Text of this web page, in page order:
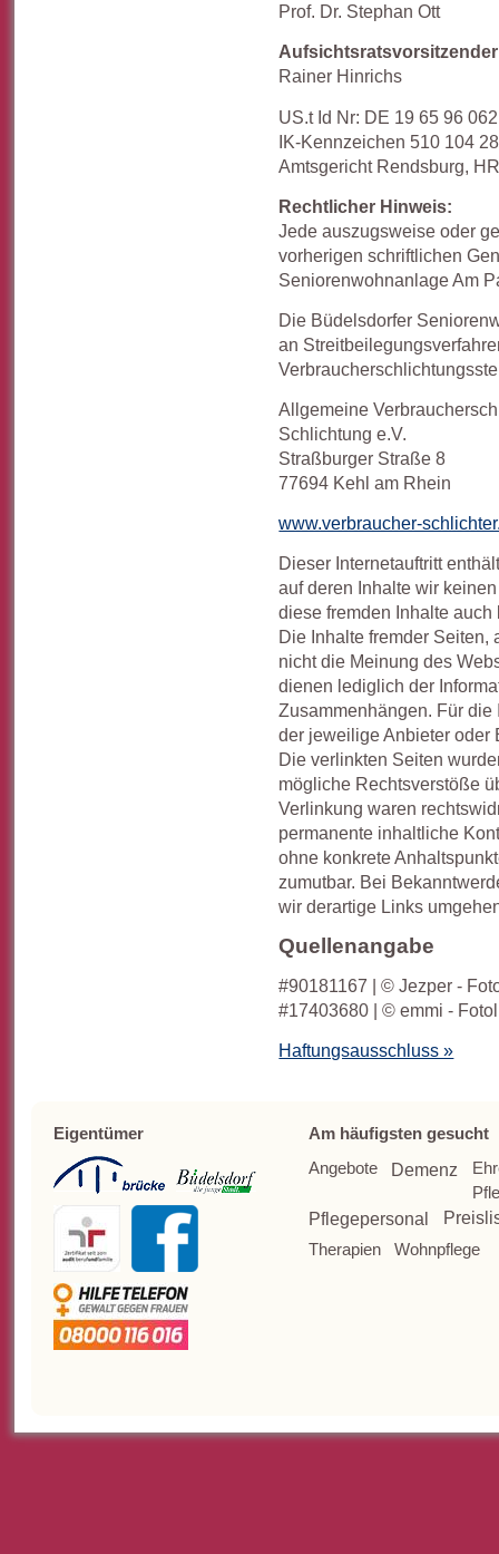
Prof. Dr. Stephan Ott
Rainer Hinrichs
US.t Id Nr: DE 19 65 96 062
IK-Kennzeichen 510 104
Amtsgericht Rendsburg,
Rechtlicher Hinweis:
Jede auszugsweise oder
vorherigen schriftlichen
Seniorenwohnanlage Am
Die Büdelsdorfer
an
Allgemeine
Schlichtung e.V.
Straßburger Straße 8
77694 Kehl am Rhein
www.verbraucher-
Dieser Internetauftritt
auf deren Inhalte wir
diese fremden Inhalte
Die Inhalte fremder Seiten,
nicht die Meinung des
dienen lediglich der
Zusammenhängen. Für
der jeweilige Anbieter oder
Die verlinkten Seiten
mögliche Rechtsverstöße
Verlinkung waren
permanente inhaltliche
ohne konkrete
zumutbar. Bei
wir derartige Links
Quellenangabe
#90181167 | © Jezper -
#17403680 | © emmi -
Haftungsausschluss »
Eigentümer
Am häufigsten gesucht
Angebote
Demenz
Pflegepersonal
Therapien
Wohnpflege